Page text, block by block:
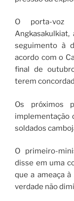
O porta-voz
seguimento à
acordo com o
final de
terem
Os próximos
implementação
soldados
O primeiro-
disse em uma
que a ameaça
verdade não